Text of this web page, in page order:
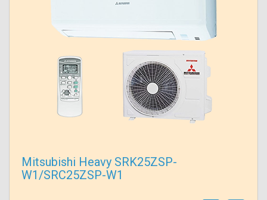
Mitsubishi Heavy SRK25ZSP-
W1/SRC25ZSP-W1